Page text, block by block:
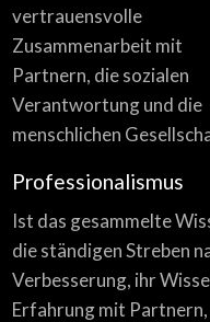
vertrauensvolle
Zusammenarbeit mit
Partnern, die sozialen
Verantwortung und die
menschlichen
Professionalismus
Ist das gesammelte
die ständigen Streben
Verbesserung, ihr
Erfahrung mit